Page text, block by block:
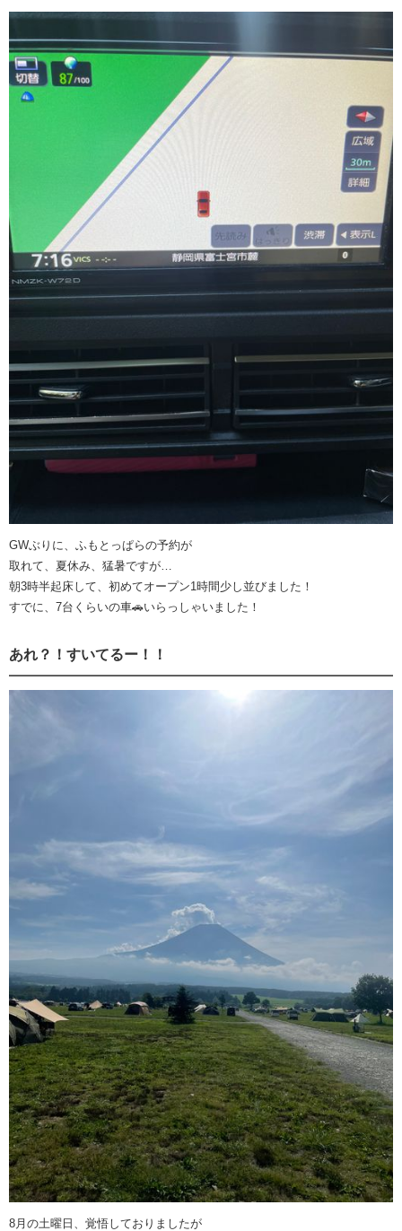
GWぶりに、ふもとっぱらの予約が
取れて、夏休み、猛暑ですが…
朝3時半起床して、初めてオープン1時間少し並びました！
すでに、7台くらいの車🚗いらっしゃいました！
あれ？！すいてるー！！
8月の土曜日、覚悟しておりましたが